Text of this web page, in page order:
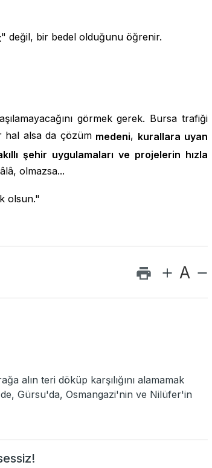
" değil, bir bedel olduğunu öğrenir.
görmek gerek. Bursa trafiği
hal alsa da çözüm medeni, kurallara uyan
şehir uygulamaları ve projelerin hızla
olmazsa...
olsun."
A
alın teri döküp karşılığını alamamak
Gürsu'da, Osmangazi'nin ve Nilüfer'in